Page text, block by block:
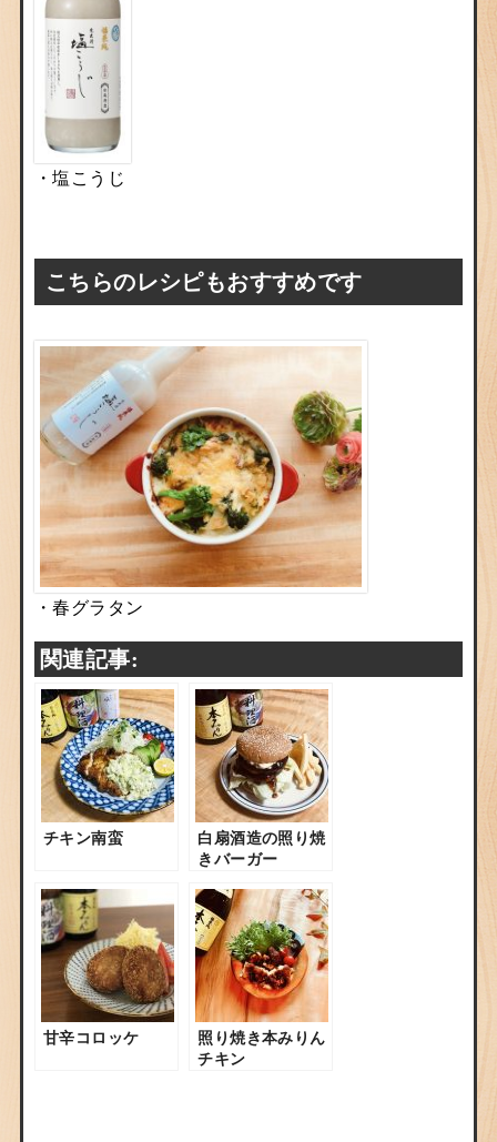
・塩こうじ
こちらのレシピもおすすめです
・春グラタン
関連記事:
チキン南蛮
白扇酒造の照り焼
きバーガー
甘辛コロッケ
照り焼き本みりん
チキン